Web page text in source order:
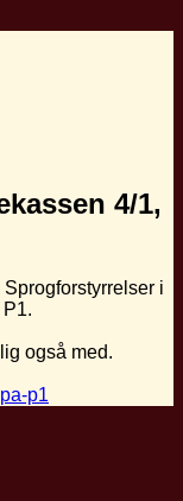
4/1,
i
også med.
p1